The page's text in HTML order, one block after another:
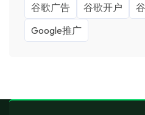
谷歌广告 谷歌开户
Google推广